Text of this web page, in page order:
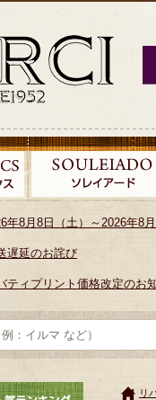
年8月8日（土）～2026年8
遅延のお詫び
ティプリント価格改定のお
リ